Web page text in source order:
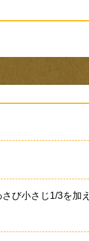
び小さじ1/3を加え